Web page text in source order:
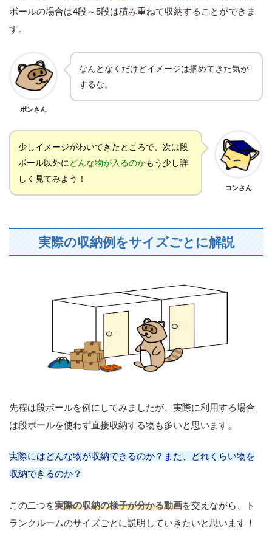
ボールの場合は4段～5段は積み重ねて収納することができま
す。
ポンさん
なんとなくだけどイメージは掴めてきた気が
するな。
少しイメージがわいてきたところで、次は段
ボール以外にどんな物が入るのかもう少し詳
しく見てみよう！
コンさん
実際の収納例をサイズごとに解説
先程は段ボールを例にしてみましたが、実際に利用する場合
は段ボールを使わず直接収納する物も多いと思います。
実際にはどんな物が収納できるのか？また、どれくらい物を
収納できるのか？
この二つを実際の収納の様子が分かる動画を交えながら、ト
ランクルームのサイズごとに説明していきたいと思います！